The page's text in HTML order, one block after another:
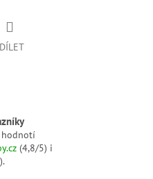
hodnotí
(4,8/5) i